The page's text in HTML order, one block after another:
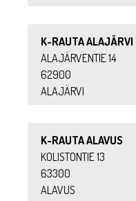
K-RAUTA ALAJÄRVI
ALAJÄRVENTIE 14
62900
ALAJÄRVI
K-RAUTA ALAVUS
KOLISTONTIE 13
63300
ALAVUS